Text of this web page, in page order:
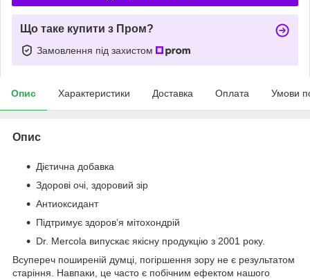
Що таке купити з Пром?
Замовлення під захистом
Опис Характеристики Доставка Оплата Умови
Опис
Дієтична добавка
Здорові очі, здоровий зір
Антиоксидант
Підтримує здоров’я мітохондрій
Dr. Mercola випускає якісну продукцію з 2001 року.
Всупереч поширеній думці, погіршення зору не є результатом
старіння. Навпаки, це часто є побічним ефектом нашого